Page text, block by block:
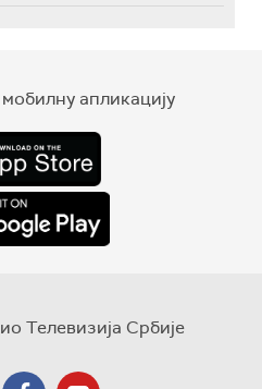
апликацију
Телевизија Србије